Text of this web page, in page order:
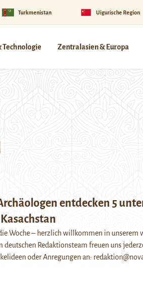
Turkmenistan Uigurische Region
Technologie Zentralasien & Europa
entdecken 5
Woche – herzlich willkommen in unserem
deutschen Redaktionsteam freuen uns
oder Anregungen an: